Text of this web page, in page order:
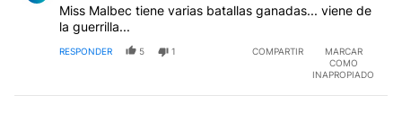
Miss Malbec tiene varias batallas ganadas... viene de
la guerrilla...
RESPONDER 5 1 COMPARTIR
MARCAR
COMO
INAPROPIADO